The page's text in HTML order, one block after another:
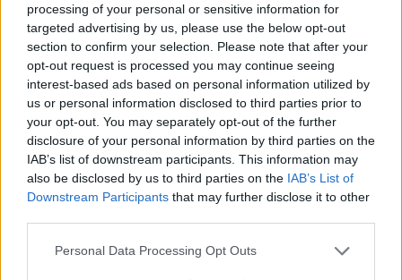
processing of your personal or sensitive information for
targeted advertising by us, please use the below opt-out
section to confirm your selection. Please note that after your
opt-out request is processed you may continue seeing
interest-based ads based on personal information utilized by
us or personal information disclosed to third parties prior to
your opt-out. You may separately opt-out of the further
disclosure of your personal information by third parties on the
IAB’s list of downstream participants. This information may
also be disclosed by us to third parties on the IAB’s List of
Downstream Participants that may further disclose it to other
Personal Data Processing Opt Outs
ΚΟΙΝΩΝΙΑ